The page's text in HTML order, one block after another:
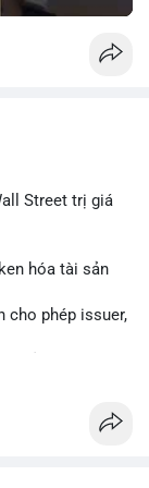
Street trị giá
hóa tài sản
cho phép issuer,